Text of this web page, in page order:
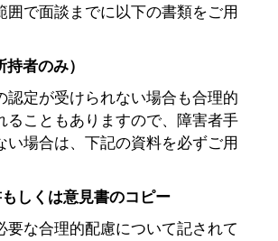
囲で面談までに以下の書類をご用
者のみ）
定が受けられない場合も合理的
ることもありますので、障害者手
い場合は、下記の資料を必ずご用
しくは意見書のコピー
要な合理的配慮について記されて